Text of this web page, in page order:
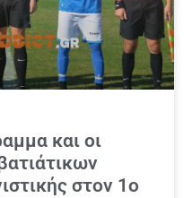
και οι
στον 1ο